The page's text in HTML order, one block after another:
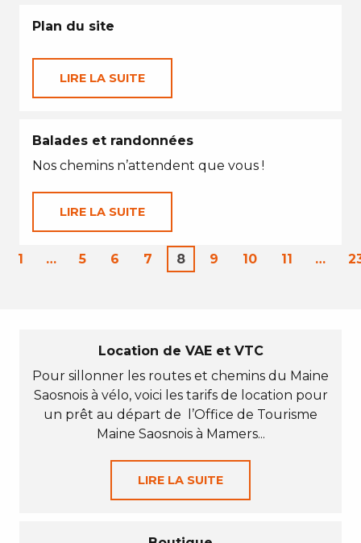
Plan du site
LIRE LA SUITE
Balades et randonnées
Nos chemins n’attendent que vous !
LIRE LA SUITE
1 … 5 6 7 8 9 10 11 …
Location de VAE et VTC
Pour sillonner les routes et chemins du Maine
Saosnois à vélo, voici les tarifs de location pour
un prêt au départ de l’Office de Tourisme
Maine Saosnois à Mamers...
LIRE LA SUITE